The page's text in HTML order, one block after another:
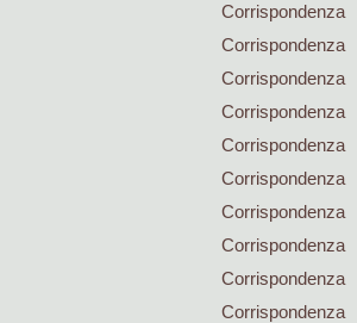
Corrispondenza
Corrispondenza
Corrispondenza
Corrispondenza
Corrispondenza
Corrispondenza
Corrispondenza
Corrispondenza
Corrispondenza
Corrispondenza